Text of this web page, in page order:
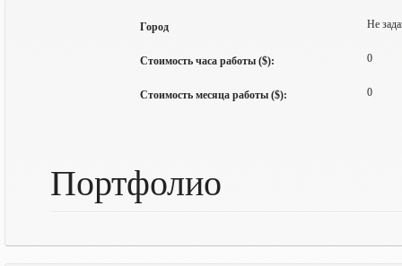
Город Не
Стоимость часа работы ($): 0
Стоимость месяца работы ($): 0
Портфолио